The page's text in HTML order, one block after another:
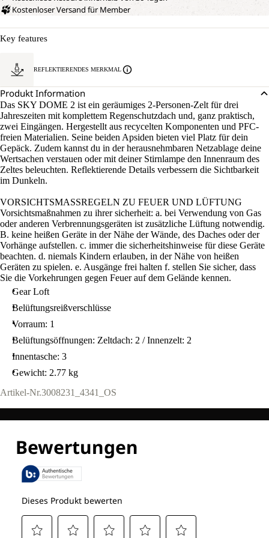
Kostenloser Versand für Member
Key features
REFLEKTIERENDES MERKMAL
Produkt Information
Das SKY DOME 2 ist ein geräumiges 2-Personen-Zelt für drei
Jahreszeiten mit komplettem Regenschutzdach und, ganz praktisch,
zwei Eingängen. Hergestellt aus recycelten Komponenten und PFC-
freien Materialien. Seine beiden Apsiden bieten viel Platz für dein
Gepäck. Zudem kannst du in der herausnehmbaren Netzablage deine
Wertsachen verstauen oder mit deiner Stirnlampe den Innenraum des
Zeltes beleuchten. Reflektierende Details verbessern die Sichtbarkeit
im Dunkeln.
VORSICHTSMASSREGELN ZU FEUER UND LÜFTUNG
Vorsichtsmaßnahmen zu ihrer sicherheit: a. bei Verwendung von Gas
oder anderen Verbrennungsgeräten ist zusätzliche Lüftung notwendig.
B. keine heißen Geräte in der Nähe der Wände, des Daches oder der
Vorhänge aufstellen. c. immer die sicherheitshinweise für diese Geräte
beachten. d. niemals Kindern erlauben, in der Nähe von heißen
Geräten zu spielen. e. Ausgänge frei halten f. stellen Sie sicher, dass
Sie die Vorkehrungen gegen Feuer auf dem Gelände kennen.
Gear Loft
Belüftungsreißverschlüsse
Vorraum: 1
Belüftungsöffnungen: Zeltdach: 2 / Innenzelt: 2
Innentasche: 3
Gewicht: 2.77 kg
Artikel-Nr.3008231_4341_OS